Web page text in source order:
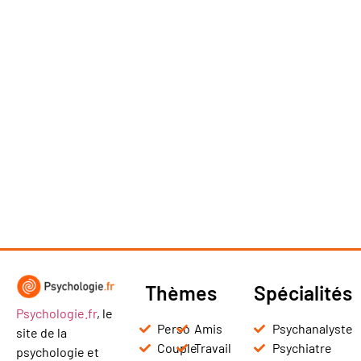
Psychologie.fr, le
site de la
psychologie et
Thèmes
Perso
Couple
Amis
Travail
Spécialités
Psychanalyste
Psychiatre